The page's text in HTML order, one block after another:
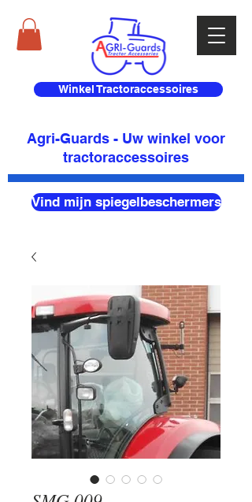
Winkel Tractoraccessoires
Agri-Guards - Uw winkel voor
tractoraccessoires
Vind mijn spiegelbeschermers